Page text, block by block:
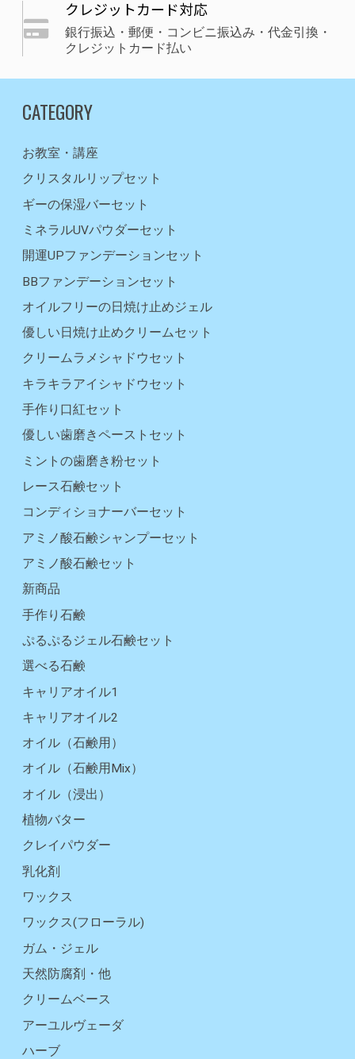
クレジットカード対応
銀行振込・郵便・コンビニ振込み・代金引換・
クレジットカード払い
CATEGORY
お教室・講座
クリスタルリップセット
ギーの保湿バーセット
ミネラルUVパウダーセット
開運UPファンデーションセット
BBファンデーションセット
オイルフリーの日焼け止めジェル
優しい日焼け止めクリームセット
クリームラメシャドウセット
キラキラアイシャドウセット
手作り口紅セット
優しい歯磨きペーストセット
ミントの歯磨き粉セット
レース石鹸セット
コンディショナーバーセット
アミノ酸石鹸シャンプーセット
アミノ酸石鹸セット
新商品
手作り石鹸
ぷるぷるジェル石鹸セット
選べる石鹸
キャリアオイル1
キャリアオイル2
オイル（石鹸用）
オイル（石鹸用Mix）
オイル（浸出）
植物バター
クレイパウダー
乳化剤
ワックス
ワックス(フローラル)
ガム・ジェル
天然防腐剤・他
クリームベース
アーユルヴェーダ
ハーブ